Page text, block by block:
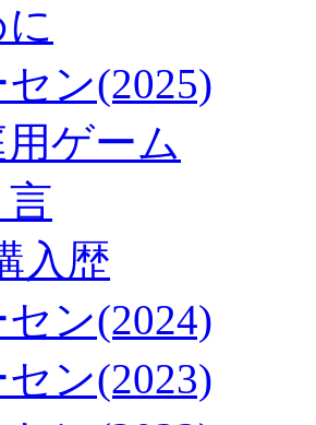
ン(2025)
ゲーム
入歴
ン(2024)
ン(2023)